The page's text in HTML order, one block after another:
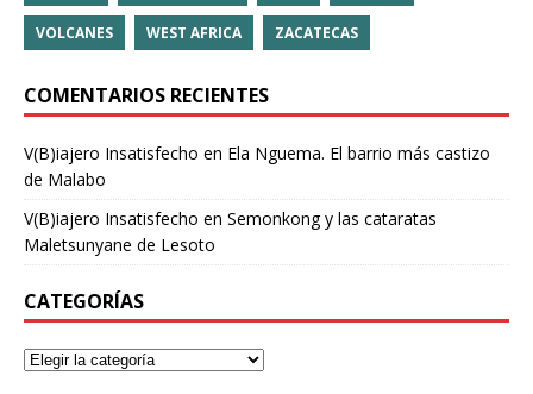
VOLCANES WEST AFRICA ZACATECAS
COMENTARIOS RECIENTES
V(B)iajero Insatisfecho en Ela Nguema. El barrio más castizo
de Malabo
V(B)iajero Insatisfecho en Semonkong y las cataratas
Maletsunyane de Lesoto
CATEGORÍAS